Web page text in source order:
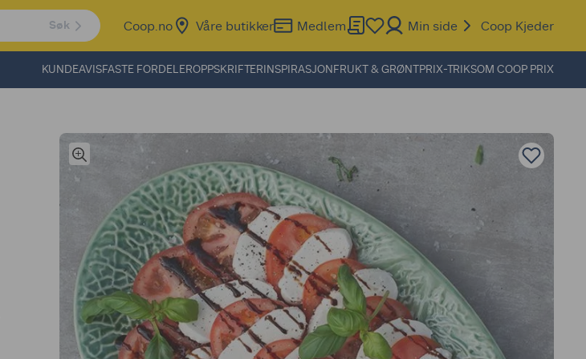
Søk Coop.no Våre butikker Medlem Min side Coop Kjeder
KUNDEAVISFASTE FORDELEROPPSKRIFTERINSPIRASJONFRUKT & GRØNTPRIX-TRIKSOM COOP PRIX